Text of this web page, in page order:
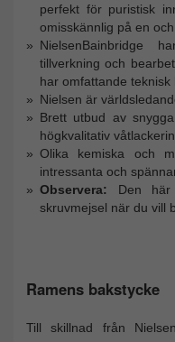
perfekt för puristisk
omisskännlig på en
NielsenBainbridge
tillverkning och
har omfattande teknisk
Nielsen är
Brett utbud av
högkvalitativ
Olika kemiska och
intressanta och
Observera: Den här
skruvmejsel när du vill
Ramens bakstycke
Till skillnad från